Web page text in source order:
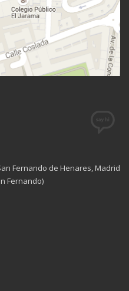
Fernando de Henares, Madrid
Fernando)